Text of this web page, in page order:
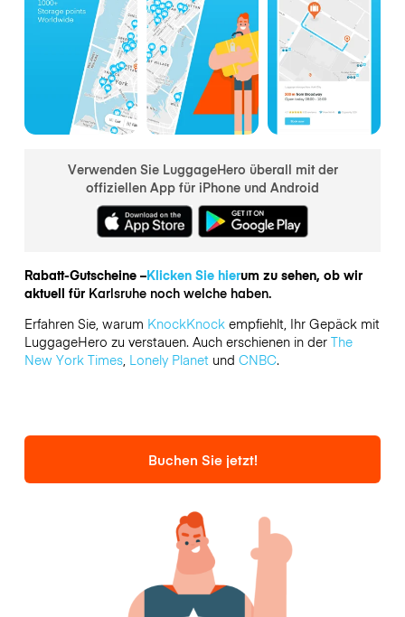
Verwenden Sie LuggageHero überall mit der
offiziellen App für iPhone und Android
Rabatt-Gutscheine –Klicken Sie hierum zu sehen, ob wir
aktuell für Karlsruhe noch welche haben.
Erfahren Sie, warum KnockKnockempfiehlt, Ihr Gepäck mit
LuggageHero zu verstauen. Auch erschienen in der The
New York Times, Lonely Planetund CNBC.
Buchen Sie jetzt!